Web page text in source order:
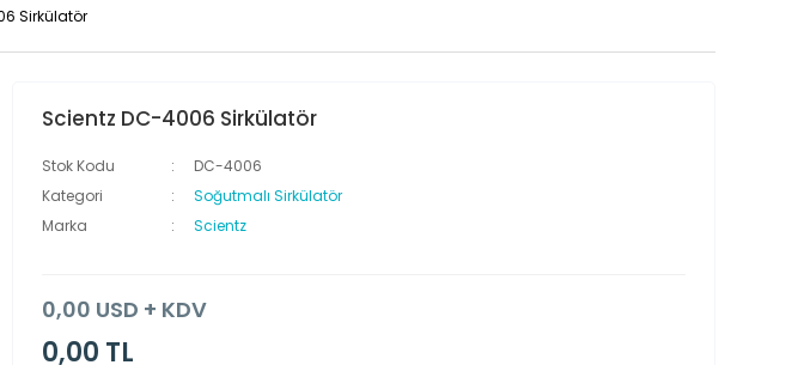
Sirkülatör
Scientz DC-4006 Sirkülatör
Stok Kodu
DC-4006
Kategori
Soğutmalı Sirkülatör
Marka
Scientz
0,00 USD + KDV
0,00 TL